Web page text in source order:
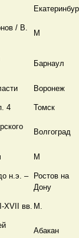
/ В.
М
Барнаул
Воронеж
4 Томск
Волгоград
М
н.э. –
Ростов на
Дону
XVII вв. М.
Абакан